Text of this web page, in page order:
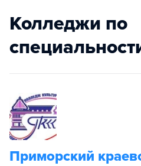
Колледжи по
Приморский